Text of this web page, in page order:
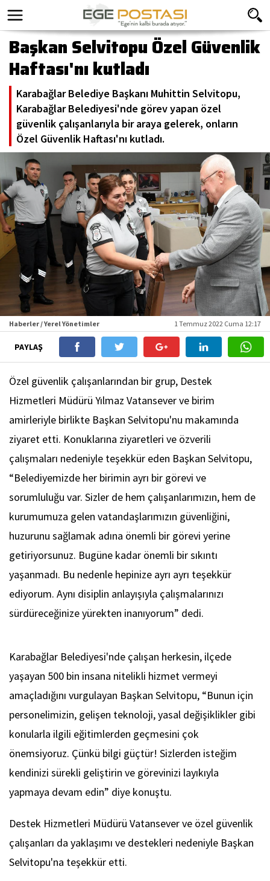
Başkan Selvitopu Özel Güvenlik
Haftası'nı kutladı
Karabağlar Belediye Başkanı Muhittin Selvitopu,
Karabağlar Belediyesi'nde görev yapan özel
güvenlik çalışanlarıyla bir araya gelerek, onların
Özel Güvenlik Haftası'nı kutladı.
Haberler / Yerel Yönetimler 1 Temmuz 2022 Cuma 12:17
PAYLAŞ
Özel güvenlik çalışanlarından bir grup, Destek
Hizmetleri Müdürü Yılmaz Vatansever ve birim
amirleriyle birlikte Başkan Selvitopu'nu makamında
ziyaret etti. Konuklarına ziyaretleri ve özverili
çalışmaları nedeniyle teşekkür eden Başkan Selvitopu,
“Belediyemizde her birimin ayrı bir görevi ve
sorumluluğu var. Sizler de hem çalışanlarımızın, hem de
kurumumuza gelen vatandaşlarımızın güvenliğini,
huzurunu sağlamak adına önemli bir görevi yerine
getiriyorsunuz. Bugüne kadar önemli bir sıkıntı
yaşanmadı. Bu nedenle hepinize ayrı ayrı teşekkür
ediyorum. Aynı disiplin anlayışıyla çalışmalarınızı
sürdüreceğinize yürekten inanıyorum” dedi.
Karabağlar Belediyesi'nde çalışan herkesin, ilçede
yaşayan 500 bin insana nitelikli hizmet vermeyi
amaçladığını vurgulayan Başkan Selvitopu, “Bunun için
personelimizin, gelişen teknoloji, yasal değişiklikler gibi
konularla ilgili eğitimlerden geçmesini çok
önemsiyoruz. Çünkü bilgi güçtür! Sizlerden isteğim
kendinizi sürekli geliştirin ve görevinizi layıkıyla
yapmaya devam edin” diye konuştu.
Destek Hizmetleri Müdürü Vatansever ve özel güvenlik
çalışanları da yaklaşımı ve destekleri nedeniyle Başkan
Selvitopu'na teşekkür etti.